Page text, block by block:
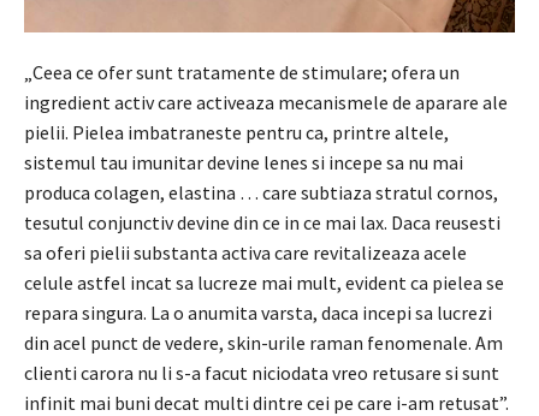
„Ceea ce ofer sunt tratamente de stimulare; ofera un
ingredient activ care activeaza mecanismele de aparare ale
pielii. Pielea imbatraneste pentru ca, printre altele,
sistemul tau imunitar devine lenes si incepe sa nu mai
produca colagen, elastina … care subtiaza stratul cornos,
tesutul conjunctiv devine din ce in ce mai lax. Daca reusesti
sa oferi pielii substanta activa care revitalizeaza acele
celule astfel incat sa lucreze mai mult, evident ca pielea se
repara singura. La o anumita varsta, daca incepi sa lucrezi
din acel punct de vedere, skin-urile raman fenomenale. Am
clienti carora nu li s-a facut niciodata vreo retusare si sunt
infinit mai buni decat multi dintre cei pe care i-am retusat”.